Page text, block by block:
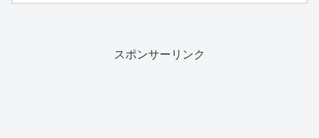
スポンサーリンク